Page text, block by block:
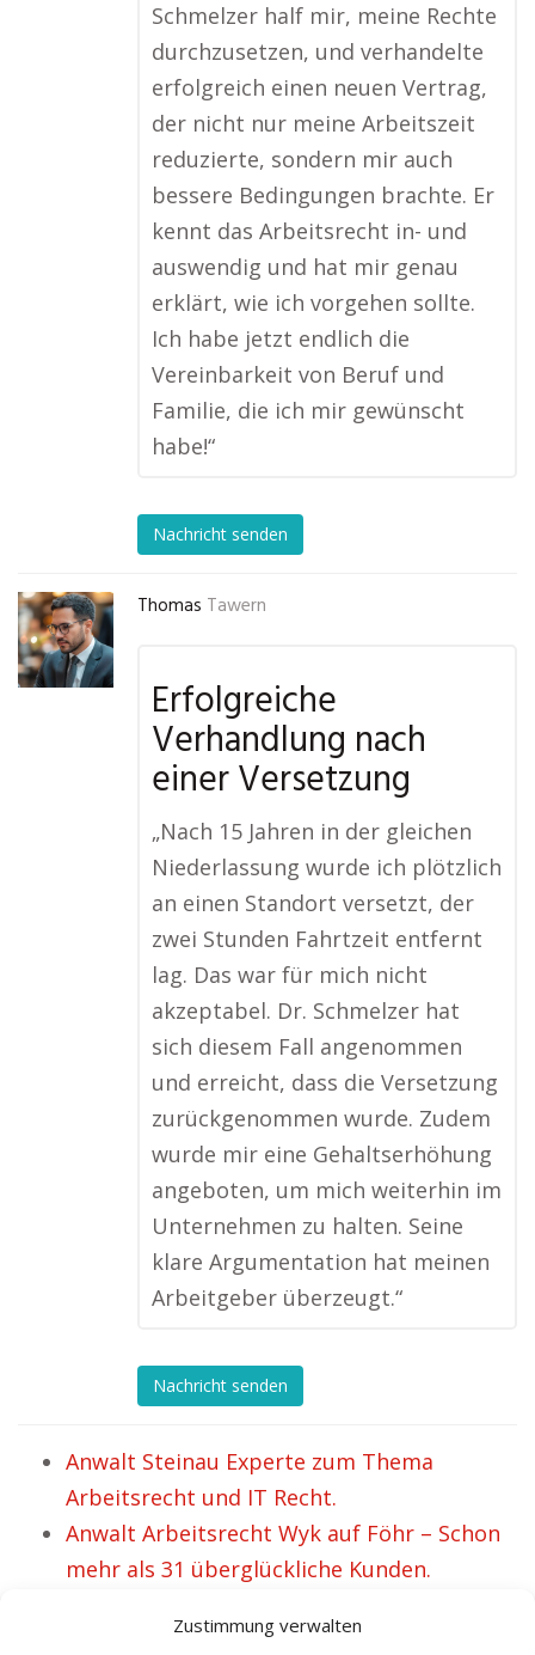
Zustimmung verwalten
Schmelzer half mir, meine Rechte
durchzusetzen, und verhandelte
erfolgreich einen neuen Vertrag,
der nicht nur meine Arbeitszeit
reduzierte, sondern mir auch
bessere Bedingungen brachte. Er
kennt das Arbeitsrecht in- und
auswendig und hat mir genau
erklärt, wie ich vorgehen sollte.
Ich habe jetzt endlich die
Vereinbarkeit von Beruf und
Familie, die ich mir gewünscht
habe!“
Nachricht senden
Thomas Tawern
Erfolgreiche
Verhandlung nach
einer Versetzung
„Nach 15 Jahren in der gleichen
Niederlassung wurde ich plötzlich
an einen Standort versetzt, der
zwei Stunden Fahrtzeit entfernt
lag. Das war für mich nicht
akzeptabel. Dr. Schmelzer hat
sich diesem Fall angenommen
und erreicht, dass die Versetzung
zurückgenommen wurde. Zudem
wurde mir eine Gehaltserhöhung
angeboten, um mich weiterhin im
Unternehmen zu halten. Seine
klare Argumentation hat meinen
Arbeitgeber überzeugt.“
Nachricht senden
Anwalt Steinau Experte zum Thema
Arbeitsrecht und IT Recht.
Anwalt Arbeitsrecht Wyk auf Föhr – Schon
mehr als 31 überglückliche Kunden.
Neckarsulm.